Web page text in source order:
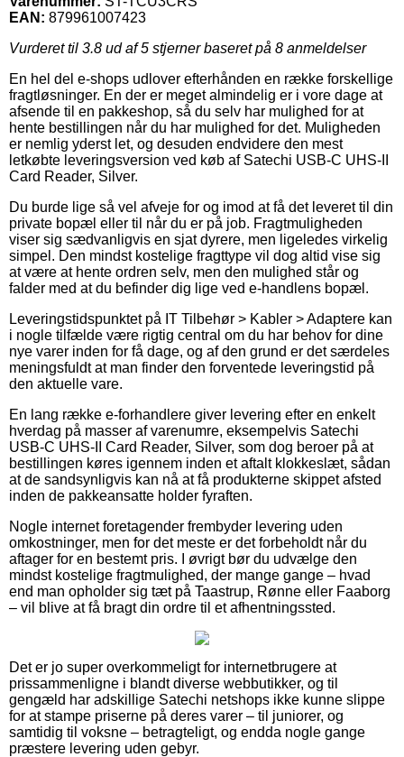
EAN: 879961007423
Vurderet til 3.8 ud af 5 stjerner baseret på 8 anmeldelser
En hel del e-shops udlover efterhånden en række forskellige
fragtløsninger. En der er meget almindelig er i vore dage at
afsende til en pakkeshop, så du selv har mulighed for at
hente bestillingen når du har mulighed for det. Muligheden
er nemlig yderst let, og desuden endvidere den mest
letkøbte leveringsversion ved køb af Satechi USB-C UHS-II
Card Reader, Silver.
Du burde lige så vel afveje for og imod at få det leveret til din
private bopæl eller til når du er på job. Fragtmuligheden
viser sig sædvanligvis en sjat dyrere, men ligeledes virkelig
simpel. Den mindst kostelige fragttype vil dog altid vise sig
at være at hente ordren selv, men den mulighed står og
falder med at du befinder dig lige ved e-handlens bopæl.
Leveringstidspunktet på IT Tilbehør > Kabler > Adaptere kan
i nogle tilfælde være rigtig central om du har behov for dine
nye varer inden for få dage, og af den grund er det særdeles
meningsfuldt at man finder den forventede leveringstid på
den aktuelle vare.
En lang række e-forhandlere giver levering efter en enkelt
hverdag på masser af varenumre, eksempelvis Satechi
USB-C UHS-II Card Reader, Silver, som dog beroer på at
bestillingen køres igennem inden et aftalt klokkeslæt, sådan
at de sandsynligvis kan nå at få produkterne skippet afsted
inden de pakkeansatte holder fyraften.
Nogle internet foretagender frembyder levering uden
omkostninger, men for det meste er det forbeholdt når du
aftager for en bestemt pris. I øvrigt bør du udvælge den
mindst kostelige fragtmulighed, der mange gange – hvad
end man opholder sig tæt på Taastrup, Rønne eller Faaborg
– vil blive at få bragt din ordre til et afhentningssted.
Det er jo super overkommeligt for internetbrugere at
prissammenligne i blandt diverse webbutikker, og til
gengæld har adskillige Satechi netshops ikke kunne slippe
for at stampe priserne på deres varer – til juniorer, og
samtidig til voksne – betragteligt, og endda nogle gange
præstere levering uden gebyr.